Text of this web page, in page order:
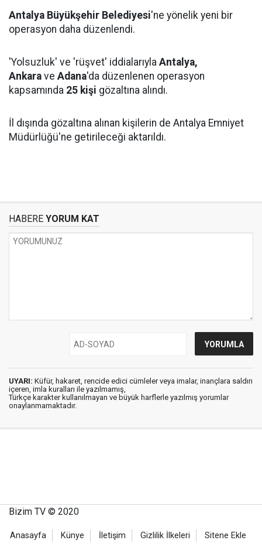
Antalya Büyükşehir Belediyesi'ne yönelik yeni bir
operasyon daha düzenlendi.
'Yolsuzluk' ve 'rüşvet' iddialarıyla Antalya,
Ankara ve Adana'da düzenlenen operasyon
kapsamında 25 kişi gözaltına alındı.
İl dışında gözaltına alınan kişilerin de Antalya Emniyet
Müdürlüğü'ne getirileceği aktarıldı.
HABERE YORUM KAT
UYARI: Küfür, hakaret, rencide edici cümleler veya imalar, inançlara saldırı
içeren, imla kuralları ile yazılmamış,
Türkçe karakter kullanılmayan ve büyük harflerle yazılmış yorumlar
onaylanmamaktadır.
Bizim TV © 2020
Anasayfa Künye İletişim Gizlilik İlkeleri Sitene Ekle